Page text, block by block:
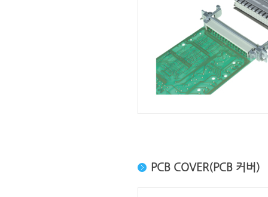
PCB COVER(PCB 커버)